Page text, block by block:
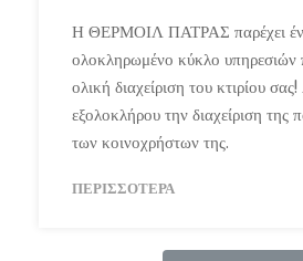
Η ΘΕΡΜΟΙΛ ΠΑΤΡΑΣ παρέχει
ολοκληρωμένο κύκλο υπηρεσιών
ολική διαχείριση του κτιρίου
εξολοκλήρου την διαχείριση της
των κοινοχρήστων της.
ΠΕΡΙΣΣΌΤΕΡΑ